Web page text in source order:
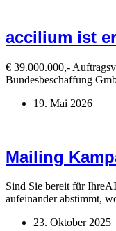
accilium ist
€ 39.000.000,-
Bundesbeschaffung
19. Mai 2026
Mailing
Sind Sie bereit für
aufeinander abstimmt,
23. Oktober 2025